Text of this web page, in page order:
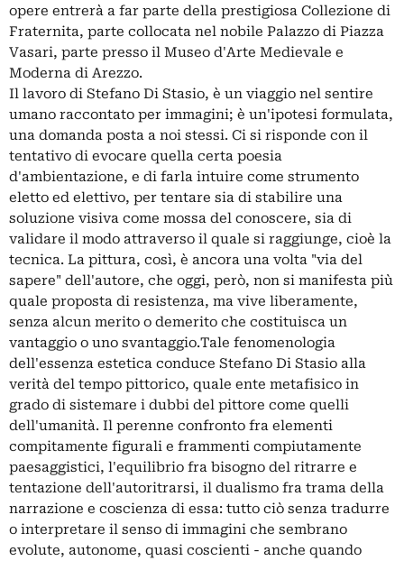
opere entrerà a far parte della prestigiosa Collezione di
Fraternita, parte collocata nel nobile Palazzo di Piazza
Vasari, parte presso il Museo d'Arte Medievale e
Moderna di Arezzo.
Il lavoro di Stefano Di Stasio, è un viaggio nel sentire
umano raccontato per immagini; è un'ipotesi formulata,
una domanda posta a noi stessi. Ci si risponde con il
tentativo di evocare quella certa poesia
d'ambientazione, e di farla intuire come strumento
eletto ed elettivo, per tentare sia di stabilire una
soluzione visiva come mossa del conoscere, sia di
validare il modo attraverso il quale si raggiunge, cioè la
tecnica. La pittura, così, è ancora una volta "via del
sapere" dell'autore, che oggi, però, non si manifesta più
quale proposta di resistenza, ma vive liberamente,
senza alcun merito o demerito che costituisca un
vantaggio o uno svantaggio.Tale fenomenologia
dell'essenza estetica conduce Stefano Di Stasio alla
verità del tempo pittorico, quale ente metafisico in
grado di sistemare i dubbi del pittore come quelli
dell'umanità. Il perenne confronto fra elementi
compitamente figurali e frammenti compiutamente
paesaggistici, l'equilibrio fra bisogno del ritrarre e
tentazione dell'autoritrarsi, il dualismo fra trama della
narrazione e coscienza di essa: tutto ciò senza tradurre
o interpretare il senso di immagini che sembrano
evolute, autonome, quasi coscienti - anche quando